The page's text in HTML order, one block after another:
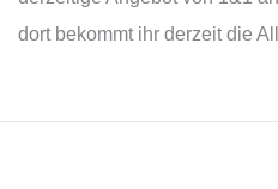
dort bekommt ihr derzeit die